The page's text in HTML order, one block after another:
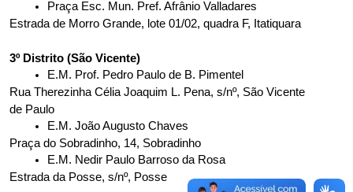
Praça Esc. Mun. Pref. Afrânio Valladares
Estrada de Morro Grande, lote 01/02, quadra F, Itatiquara
3º Distrito (São Vicente)
E.M. Prof. Pedro Paulo de B. Pimentel
Rua Therezinha Célia Joaquim L. Pena, s/nº, São Vicente
de Paulo
E.M. João Augusto Chaves
Praça do Sobradinho, 14, Sobradinho
E.M. Nedir Paulo Barroso da Rosa
Estrada da Posse, s/nº, Posse